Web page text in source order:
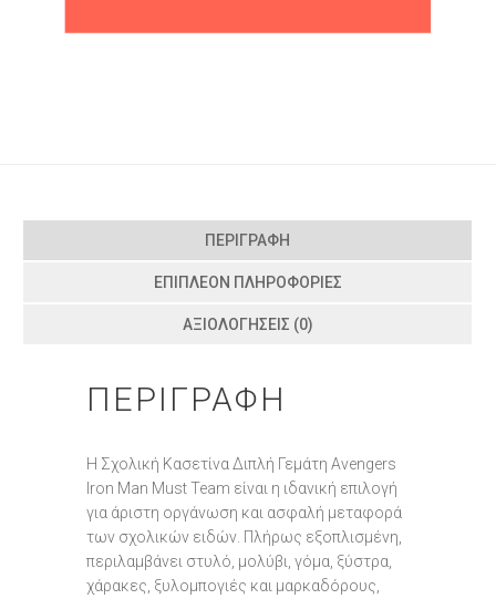
ΠΕΡΙΓΡΑΦΉ
ΕΠΙΠΛΈΟΝ ΠΛΗΡΟΦΟΡΊΕΣ
ΑΞΙΟΛΟΓΉΣΕΙΣ (0)
ΠΕΡΙΓΡΑΦΉ
Η Σχολική Κασετίνα Διπλή Γεμάτη Avengers
Iron Man Must Team είναι η ιδανική επιλογή
για άριστη οργάνωση και ασφαλή μεταφορά
των σχολικών ειδών. Πλήρως εξοπλισμένη,
περιλαμβάνει στυλό, μολύβι, γόμα, ξύστρα,
χάρακες, ξυλομπογιές και μαρκαδόρους,